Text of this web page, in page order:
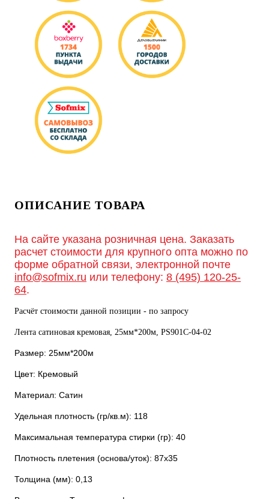
ОПИСАНИЕ ТОВАРА
На сайте указана розничная цена. Заказать
расчет стоимости для крупного опта можно по
форме обратной связи, электронной почте
info@sofmix.ru или телефону: 8 (495) 120-25-
64.
Расчёт стоимости данной позиции - по запросу
Лента сатиновая кремовая, 25мм*200м, PS901С-04-02
Размер: 25мм*200м
Цвет: Кремовый
Материал: Сатин
Удельная плотность (гр/кв.м): 118
Максимальная температура стирки (гр): 40
Плотность плетения (основа/уток): 87х35
Толщина (мм): 0,13